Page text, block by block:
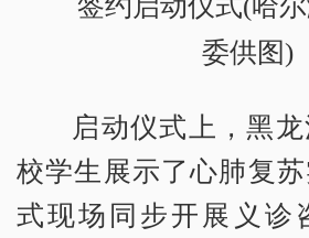
签约启动仪式(哈
委供图)
启动仪式上，黑
校学生展示了心肺复
式现场同步开展义诊